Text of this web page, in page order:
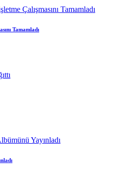
Tamamladı